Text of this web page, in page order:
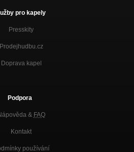
pro kapely
Presskity
Prodejhudbu.cz
Doprava kapel
Podpora
& FAQ
Kontakt
používání